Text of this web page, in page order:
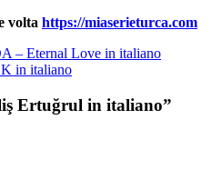
volta https://miaserieturca.com
– Eternal Love in italiano
in italiano
Ertuğrul in italiano”